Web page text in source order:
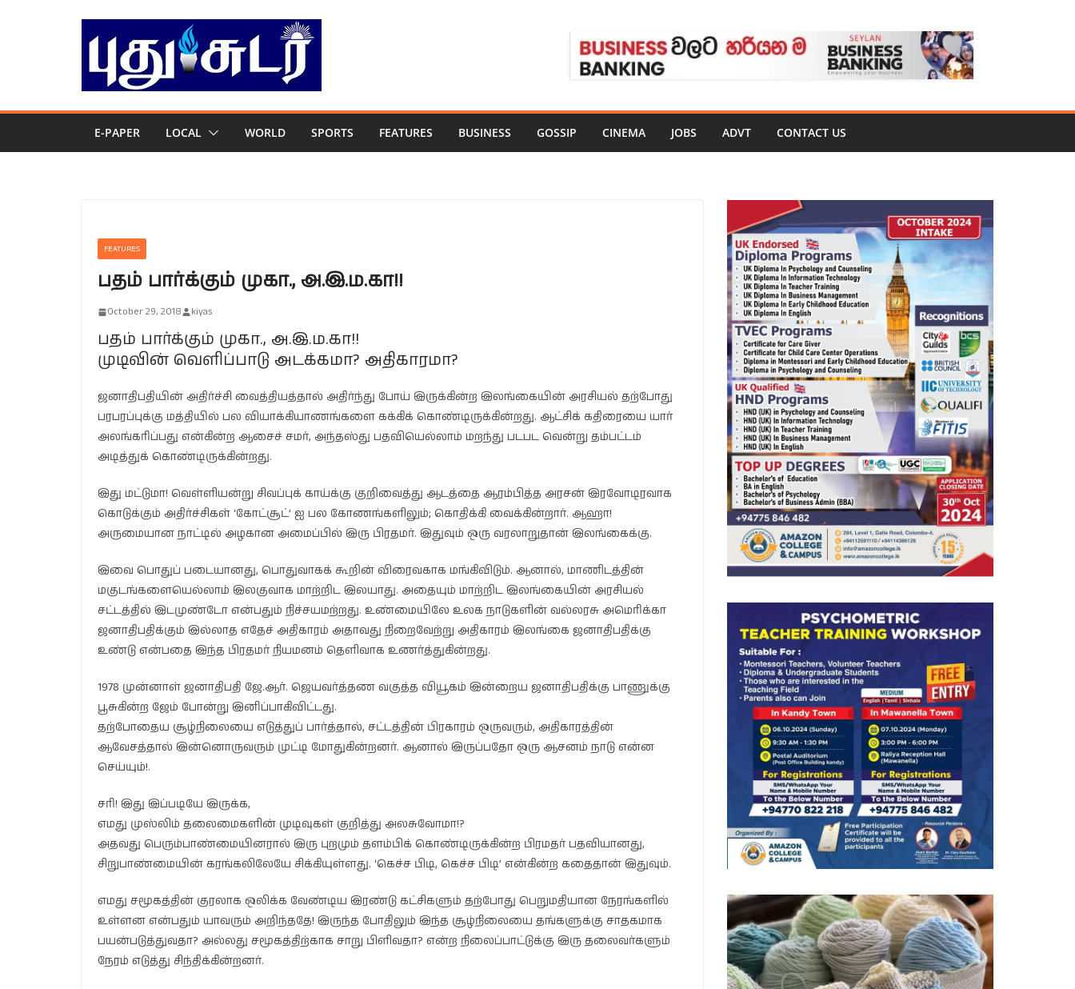
E-PAPER LOCAL WORLD SPORTS FEATURES BUSINESS GOSSIP CINEMA JOBS ADVT CONTACT US
FEATURES
பதம் பார்க்கும் முகா., அ.இ.ம.கா!!
October 29, 2018 kiyas
பதம் பார்க்கும் முகா., அ.இ.ம.கா!!
முடிவின் வெளிப்பாடு அடக்கமா? அதிகாரமா?
ஜனாதிபதியின் அதிர்ச்சி வைத்தியத்தால் அதிர்ந்து போய் இருக்கின்ற இலங்கையின் அரசியல் தற்போது
பரபரப்புக்கு மத்தியில் பல வியாக்கியாணங்களை கக்கிக் கொண்டிருக்கின்றது. ஆட்சிக் கதிரையை யார்
அலங்கரிப்பது என்கின்ற ஆசைச் சமர், அந்தஸ்து பதவியெல்லாம் மறந்து படபட வென்று தம்பட்டம்
அடித்துக் கொண்டிருக்கின்றது.
இது மட்டுமா! வெள்ளியன்று சிவப்புக் காய்க்கு குறிவைத்து ஆடத்தை ஆரம்பித்த அரசன் இரவோடிரவாக
கொடுக்கும் அதிர்ச்சிகள் ‘கோட்சூட்’ ஐ பல கோணங்களிலும்; கொதிக்கி வைக்கின்றார். ஆஹா!
அருமையான நாட்டில் அழகான அமைப்பில் இரு பிரதமர். இதுவும் ஒரு வரலாறுதான் இலங்கைக்கு.
இவை பொதுப் படையானது, பொதுவாகக் கூறின் விரைவகாக மங்கிவிடும். ஆனால், மாணிடத்தின்
மகுடங்களையெல்லாம் இலகுவாக மாற்றிட இலயாது. அதையும் மாற்றிட இலங்கையின் அரசியல்
சட்டத்தில் இடமுண்டோ என்பதும் நிச்சயமற்றது. உண்மையிலே உலக நாடுகளின் வல்லரசு அமெரிக்கா
ஜனாதிபதிக்கும் இல்லாத எதேச் அதிகாரம் அதாவது நிறைவேற்று அதிகாரம் இலங்கை ஜனாதிபதிக்கு
உண்டு என்பதை இந்த பிரதமர் நியமனம் தெளிவாக உணர்த்துகின்றது.
1978 முன்னாள் ஜனாதிபதி ஜே.ஆர். ஜெயவர்த்தண வகுத்த வியூகம் இன்றைய ஜனாதிபதிக்கு பாணுக்கு
பூசுகின்ற ஜேம் போன்று இனிப்பாகிவிட்டது.
தற்போதைய சூழ்நிலையை எடுத்துப் பார்த்தால், சட்டத்தின் பிரகாரம் ஒருவரும், அதிகாரத்தின்
ஆவேசத்தால் இன்னொருவரும் முட்டி மோதுகின்றனர். ஆனால் இருப்பதோ ஒரு ஆசனம் நாடு என்ன
செய்யும்!.
சரி! இது இப்படியே இருக்க,
எமது முஸ்லிம் தலைமைகளின் முடிவுகள் குறித்து அலசுவோமா!?
அதவது பெரும்பாண்மையினரால் இரு புறமும் தளம்பிக் கொண்டிருக்கின்ற பிரமதர் பதவியானது,
சிறுபாண்மையின் கரங்கலிலேயே சிக்கியுள்ளது. ‘கெச்ச பிடி, கெச்ச பிடி’ என்கின்ற கதைதான் இதுவும்.
எமது சமூகத்தின் குரலாக ஒலிக்க வேண்டிய இரண்டு கட்சிகளும் தற்போது பெறுமதியான நேரங்களில்
உள்ளன என்பதும் யாவரும் அறிந்ததே! இருந்த போதிலும் இந்த சூழ்நிலையை தங்களுக்கு சாதகமாக
பயன்படுத்துவதா? அல்லது சமூகத்திற்காக சாறு பிளிவதா? என்ற நிலைப்பாட்டுக்கு இரு தலைவர்களும்
நேரம் எடுத்து சிந்திக்கின்றனர்.